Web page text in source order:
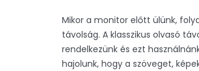
Mikor a monitor előtt ülünk,
távolság. A klasszikus olvasó
rendelkezünk és ezt
hajolunk, hogy a szöveget,